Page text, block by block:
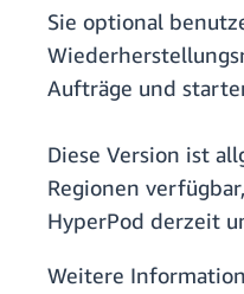
Sie optional
Aufträge und
Diese Version ist
Regionen
HyperPod derzeit
Weitere